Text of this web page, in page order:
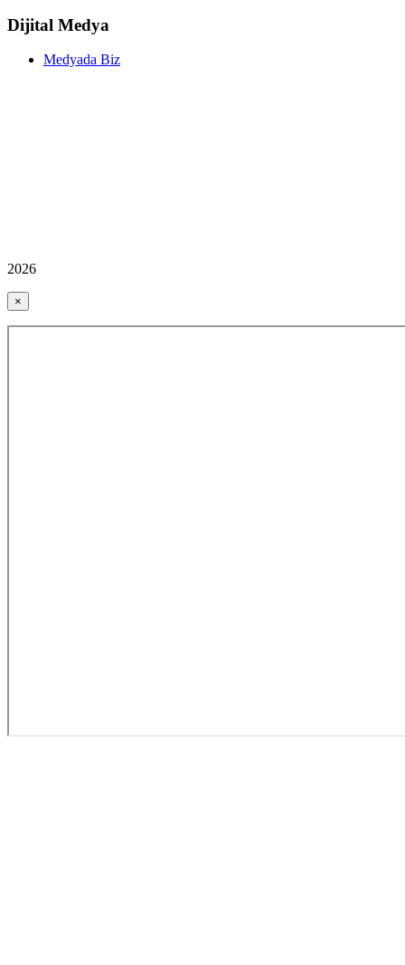
Dijital Medya
Medyada Biz
2026
×